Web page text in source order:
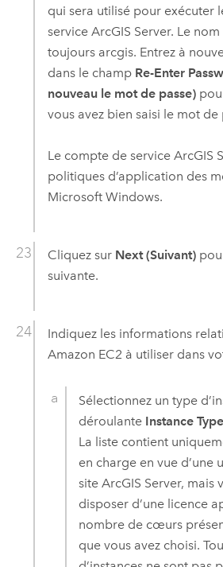
qui sera utilisé pour exécuter
service ArcGIS Server. Le
toujours arcgis. Entrez à
dans le champ Re-Enter
nouveau le mot de passe)
vous avez bien saisi le mot de
Le compte de service ArcGIS
politiques d’application des
Microsoft Windows.
Cliquez sur Next (Suivant)
suivante.
Indiquez les informations
Amazon EC2 à utiliser dans
Sélectionnez un type
déroulante Instance
La liste contient
en charge en vue d’une
siteArcGIS Server, mais
disposer d’une licence
nombre de cœurs
que vous avez choisi.